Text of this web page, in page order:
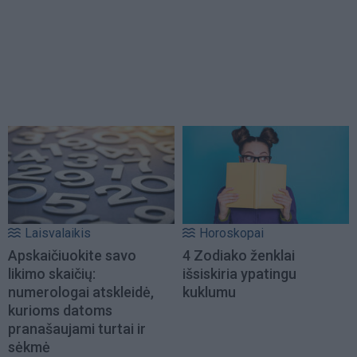
Laisvalaikis
Apskaičiuokite savo
likimo skaičių:
numerologai atskleidė,
kurioms datoms
pranašaujami turtai ir
sėkmė
Horoskopai
4 Zodiako ženklai
išsiskiria ypatingu
kuklumu